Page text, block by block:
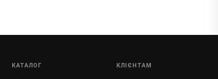
КАТАЛОГ КЛІЄНТАМ